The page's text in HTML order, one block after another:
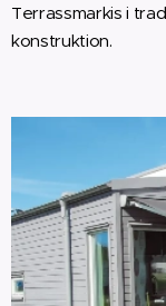
Terrassmarkis i
konstruktion.